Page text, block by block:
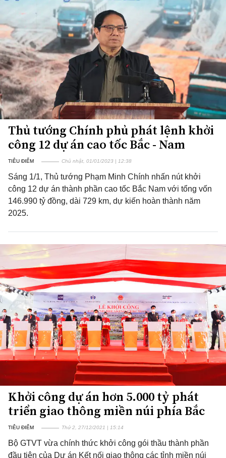
Thủ tướng Chính phủ phát lệnh khởi
công 12 dự án cao tốc Bắc - Nam
TIÊU ĐIỂM Chủ nhật, 01/01/2023 | 12:38
Sáng 1/1, Thủ tướng Phạm Minh Chính nhấn nút khởi
công 12 dự án thành phần cao tốc Bắc Nam với tổng vốn
146.990 tỷ đồng, dài 729 km, dự kiến hoàn thành năm
2025.
Khởi công dự án hơn 5.000 tỷ phát
triển giao thông miền núi phía Bắc
TIÊU ĐIỂM Thứ 2, 27/12/2021 | 15:14
Bộ GTVT vừa chính thức khởi công gói thầu thành phần
đầu tiên của Dự án Kết nối giao thông các tỉnh miền núi